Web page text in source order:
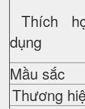
Thích
dụng
Mầu sắc
Thương